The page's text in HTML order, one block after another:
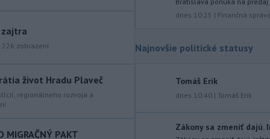
maximum roja Perzeidy
podala v súvislosti s určením
piatim uzneseniam mestských
zastupiteľstiev a trom uzneseniam
Predseda Národnej rady SR
zajtra
226 zobrazení
život Hradu Plaveč
regionálneho rozvoja a
MIGRAČNÝ PAKT
dnes 10:25 | Finančná správa
Najnovšie politické statusy
Tomáš Erik
dnes 10:40 | Tomáš Erik
Zákony sa zmeniť dajú.